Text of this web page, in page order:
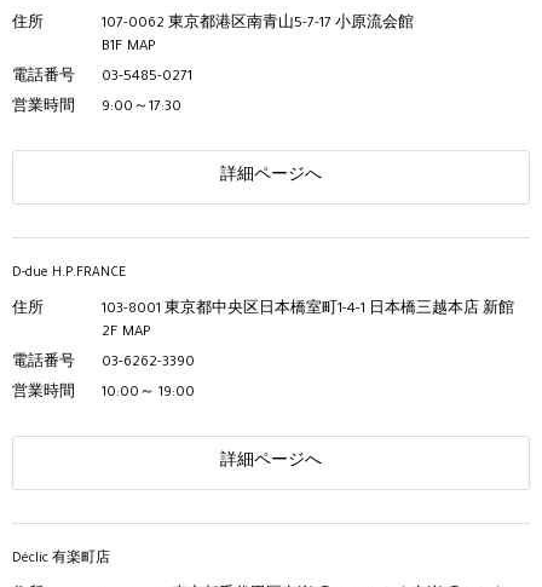
住所
107-0062 東京都港区南青山5-7-17 小原流会館
B1F MAP
電話番号
03-5485-0271
営業時間
9:00～17:30
詳細ページへ
D-due H.P.FRANCE
住所
103-8001 東京都中央区日本橋室町1-4-1 日本橋三越本店 新館
2F MAP
電話番号
03-6262-3390
営業時間
10:00～ 19:00
詳細ページへ
Déclic 有楽町店